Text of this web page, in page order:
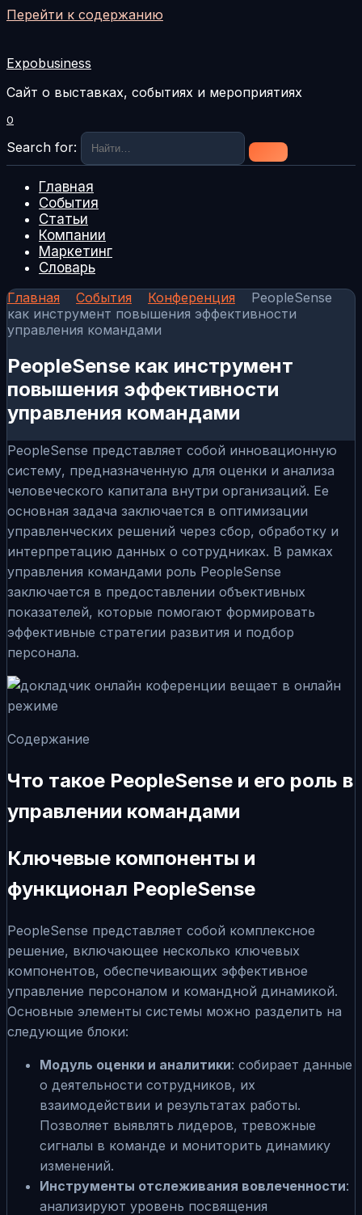
Перейти к содержанию
Expobusiness
Сайт о выставках, событиях и мероприятиях
0
Search for:
Главная
События
Статьи
Компании
Маркетинг
Словарь
Главная
События Конференция
PeopleSense
как инструмент повышения эффективности
управления командами
PeopleSense как инструмент
повышения эффективности
управления командами
PeopleSense представляет собой инновационную
систему, предназначенную для оценки и анализа
человеческого капитала внутри организаций. Ее
основная задача заключается в оптимизации
управленческих решений через сбор, обработку и
интерпретацию данных о сотрудниках. В рамках
управления командами роль PeopleSense
заключается в предоставлении объективных
показателей, которые помогают формировать
эффективные стратегии развития и подбор
персонала.
Содержание
Что такое PeopleSense и его роль в
управлении командами
Ключевые компоненты и
функционал PeopleSense
PeopleSense представляет собой комплексное
решение, включающее несколько ключевых
компонентов, обеспечивающих эффективное
управление персоналом и командной динамикой.
Основные элементы системы можно разделить на
следующие блоки:
Модуль оценки и аналитики: собирает данные
о деятельности сотрудников, их
взаимодействии и результатах работы.
Позволяет выявлять лидеров, тревожные
сигналы в команде и мониторить динамику
изменений.
Инструменты отслеживания вовлеченности:
анализируют уровень посвящения